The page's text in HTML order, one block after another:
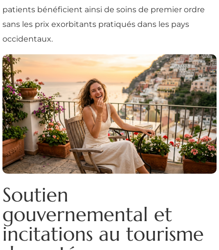
patients bénéficient ainsi de soins de premier ordre
sans les prix exorbitants pratiqués dans les pays
occidentaux.
Soutien
gouvernemental et
incitations au tourisme